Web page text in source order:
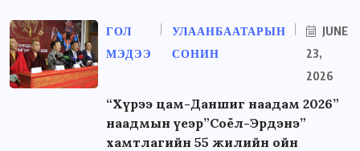
ГОЛ
МЭДЭЭ
УЛААНБААТАРЫН
СОНИН
JUNE
23,
2026
“Хүрээ цам-Даншиг наадам 2026”
наадмын үеэр”Соёл-Эрдэнэ”
хамтлагийн 55 жилийн ойн